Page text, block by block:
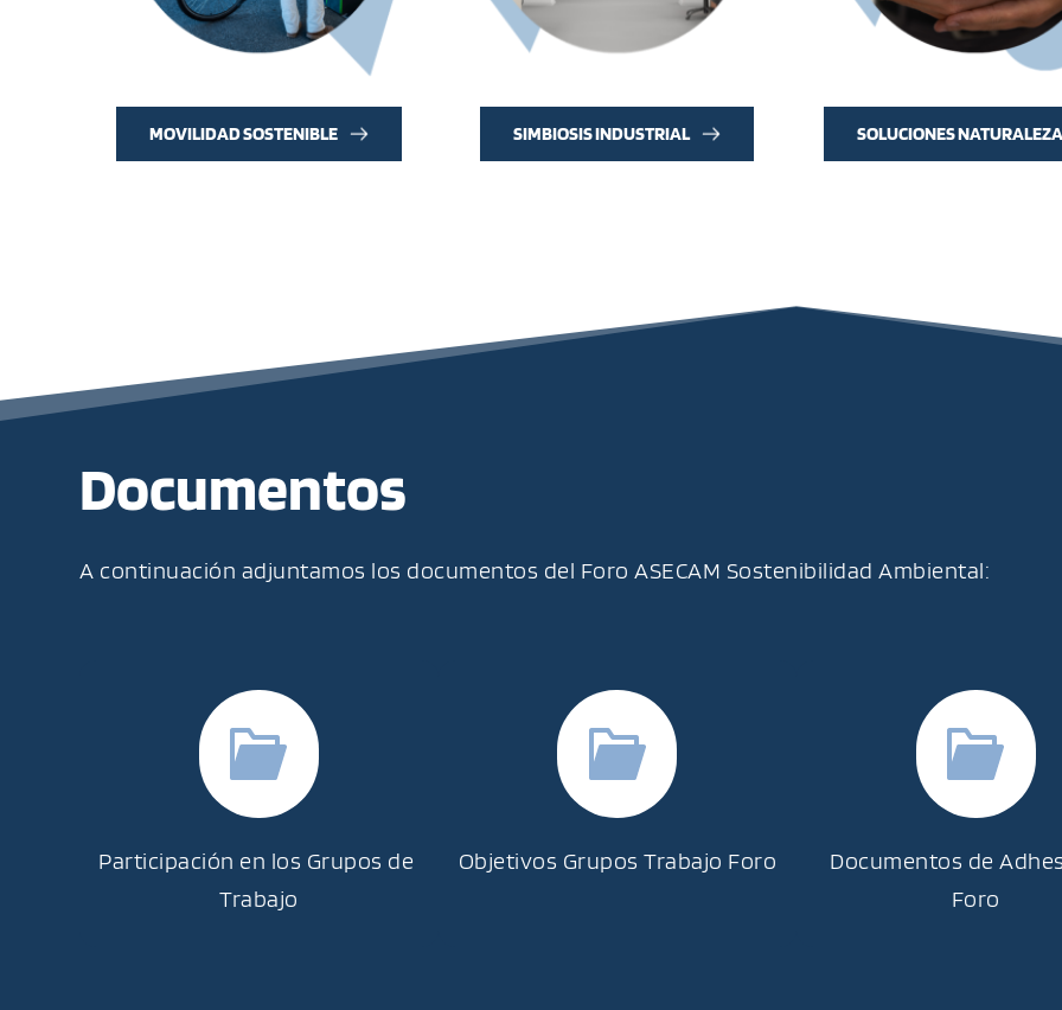
MOVILIDAD SOSTENIBLE SIMBIOSIS INDUSTRIAL SOLUCIONES
Documentos
A continuación adjuntamos los documentos del Foro ASECAM Sostenibilidad Ambiental:
Participación en los Grupos de
Trabajo
Objetivos Grupos Trabajo Foro
Documentos de
Foro